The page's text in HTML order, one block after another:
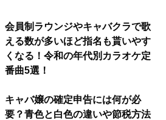
会員制ラウンジやキャバクラで歌
える数が多いほど指名も貰いやす
くなる！令和の年代別カラオケ定
番曲5選！
キャバ嬢の確定申告には何が必
要？青色と白色の違いや節税方法